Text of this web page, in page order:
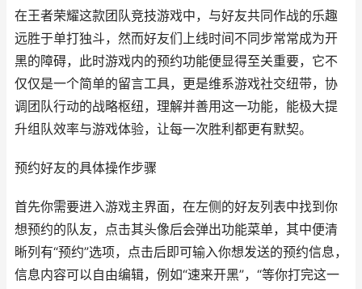
在王者荣耀这款团队竞技游戏中，与好友共同作战的乐趣
远胜于单打独斗，然而好友们上线时间不同步常常成为开
黑的障碍，此时游戏内的预约功能便显得至关重要，它不
仅仅是一个简单的留言工具，更是维系游戏社交纽带，协
调团队行动的战略枢纽，理解并善用这一功能，能极大提
升组队效率与游戏体验，让每一次胜利都更有默契。
预约好友的具体操作步骤
首先你需要进入游戏主界面，在左侧的好友列表中找到你
想预约的队友，点击其头像后会弹出功能菜单，其中便清
晰列有“预约”选项，点击后即可输入你想发送的预约信息，
信息内容可以自由编辑，例如“速来开黑”，“等你打完这一